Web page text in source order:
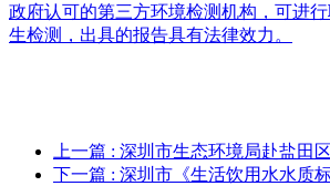
政府认可的第三方环境检测机构，可进
生检测，出具的报告具有法律效力。
上一篇 : 深圳市生态环境局赴盐田
下一篇 : 深圳市《生活饮用水水质